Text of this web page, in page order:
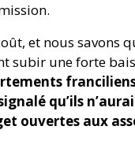
et nous savons
subir une forte
qu’ils
ouvertes aux